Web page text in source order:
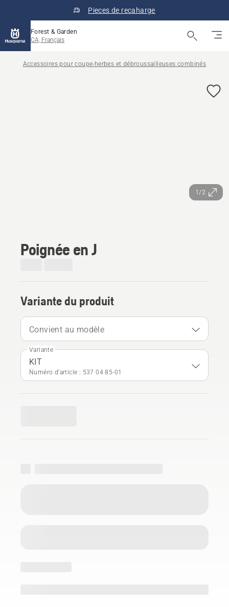
Pieces de recaharge
Forest & Garden
CA, Français
Accessoires pour coupe-herbes et débroussailleuses combinés
1/2
Poignée en J
Variante du produit
Convient au modèle
Variante
KIT
Numéro d’article : 537 04 85‑01